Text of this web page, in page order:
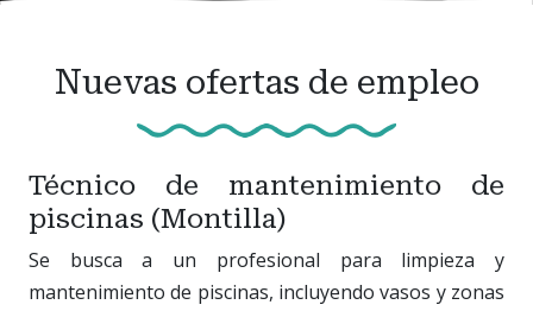
Nuevas ofertas de empleo
Técnico de mantenimiento de
piscinas (Montilla)
Se busca a un profesional para limpieza y
mantenimiento de piscinas, incluyendo vasos y zonas